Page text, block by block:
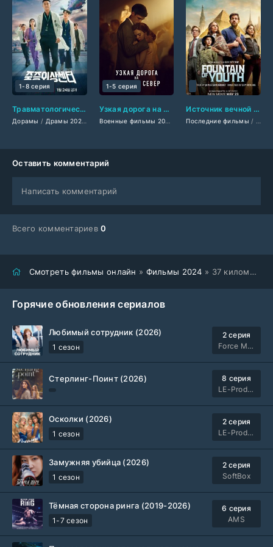
Травматологический центр (2025)
Дорамы / Драмы 2025 Сериалы 2025/Фильмы 2025/Фильмы смотреть
1-8 серия
Узкая дорога на дальний север (2025)
Мелодрамы 2025/Сериалы
1-5 серия
Источник вечной молодости (2025)
Последние фильмы /
Оставить комментарий
Написать комментарий
Всего комментариев0
Смотреть фильмы онлайн » Фильмы 2024 » 37 километров (2024)
Горячие обновления сериалов
Любимый сотрудник (2026)
1 сезон
2 серия
Force Media
Стерлинг-Поинт (2026)
8 серия
LE-Production
Осколки (2026)
1 сезон
2 серия
LE-Production
Замужняя убийца (2026)
1 сезон
2 серия
SoftBox
Тёмная сторона ринга (2019-2026)
1-7 сезон
6 серия
AMS